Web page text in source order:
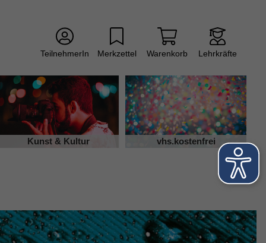
TeilnehmerIn Merkzettel Warenkorb Lehrkräfte
Kunst & Kultur vhs.kostenfrei